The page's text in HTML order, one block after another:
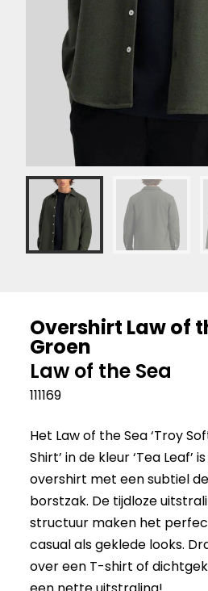
Overshirt Law of
Groen
Law of the Sea
111169
Het Law of the Sea ‘Troy
Shirt’ in de kleur ‘Tea Leaf’
overshirt met een subtiel
borstzak. De tijdloze
structuur maken het
casual als geklede looks.
over een T-shirt of